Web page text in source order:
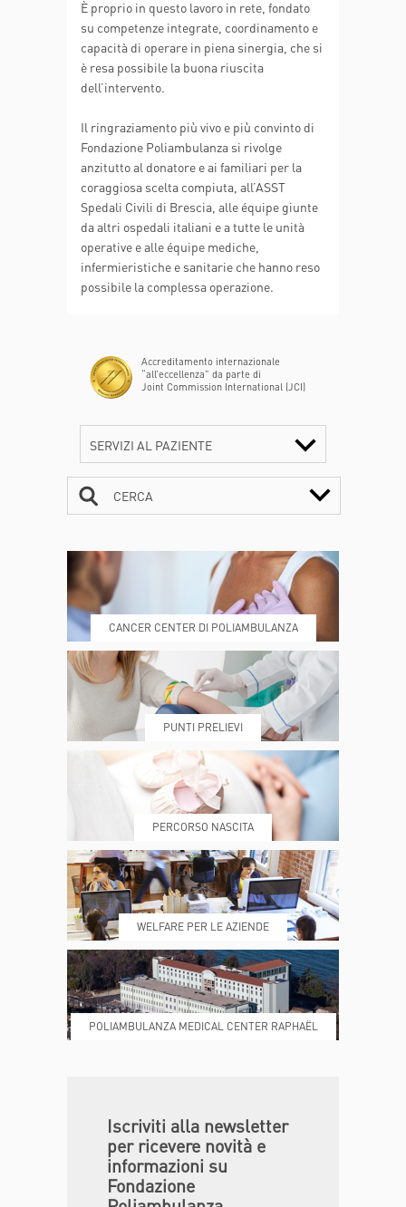
È proprio in questo lavoro in rete, fondato
su competenze integrate, coordinamento e
capacità di operare in piena sinergia, che si
è resa possibile la buona riuscita
dell’intervento.
Il ringraziamento più vivo e più convinto di
Fondazione Poliambulanza si rivolge
anzitutto al donatore e ai familiari per la
coraggiosa scelta compiuta, all’ASST
Spedali Civili di Brescia, alle équipe giunte
da altri ospedali italiani e a tutte le unità
operative e alle équipe mediche,
infermieristiche e sanitarie che hanno reso
possibile la complessa operazione.
Accreditamento internazionale
“all’eccellenza” da parte di
Joint Commission International (JCI)
SERVIZI AL PAZIENTE
DOVE SIAMO ESAMI E VISITE
PRENOTA MY POLI
REFERTI REPARTI
DONA ORA MAGAZINE
CERCA
CANCER CENTER DI POLIAMBULANZA
PUNTI PRELIEVI
PERCORSO NASCITA
WELFARE PER LE AZIENDE
POLIAMBULANZA MEDICAL CENTER RAPHAËL
Iscriviti alla newsletter
per ricevere novità e
informazioni su
Fondazione